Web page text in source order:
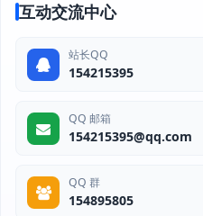
互动交流中心
站长QQ
154215395
QQ 邮箱
154215395@qq.com
QQ 群
154895805